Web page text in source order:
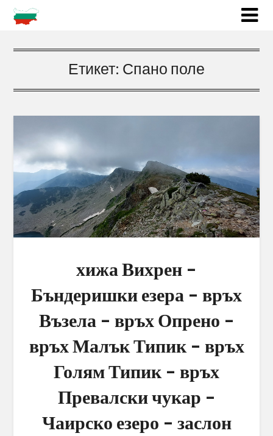
Етикет: Спано поле
хижа Вихрен –
Бъндеришки езера – връх
Възела – връх Опрено –
връх Малък Типик – връх
Голям Типик – връх
Превалски чукар –
Чаирско езеро – заслон